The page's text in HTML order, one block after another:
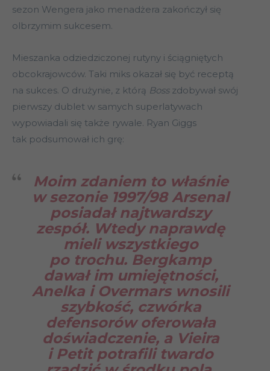
sezon Wengera jako menadżera zakończył się
olbrzymim sukcesem.
Mieszanka odziedziczonej rutyny i ściągniętych
obcokrajowców. Taki miks okazał się być receptą
na sukces. O drużynie, z którą Bosszdobywał swój
pierwszy dublet w samych superlatywach
wypowiadali się także rywale. Ryan Giggs
tak podsumował ich grę:
Moim zdaniem to właśnie
w sezonie 1997/98 Arsenal
posiadał najtwardszy
zespół. Wtedy naprawdę
mieli wszystkiego
po trochu. Bergkamp
dawał im umiejętności,
Anelka i Overmars wnosili
szybkość, czwórka
defensorów oferowała
doświadczenie, a Vieira
i Petit potrafili twardo